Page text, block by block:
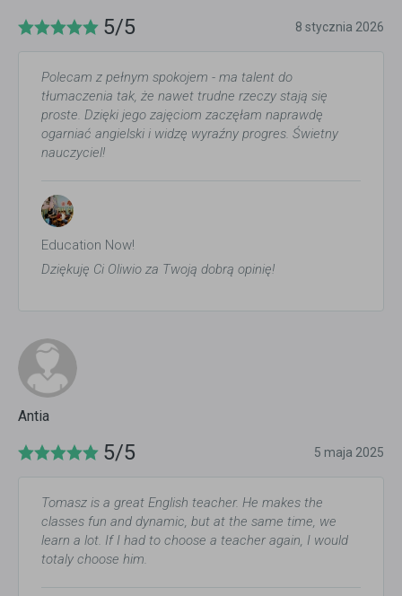
5/5 8 stycznia 2026
Polecam z pełnym spokojem - ma talent do
tłumaczenia tak, że nawet trudne rzeczy stają się
proste. Dzięki jego zajęciom zaczęłam naprawdę
ogarniać angielski i widzę wyraźny progres. Świetny
nauczyciel!
Education Now!
Dziękuję Ci Oliwio za Twoją dobrą opinię!
Antia
5/5 5 maja 2025
Tomasz is a great English teacher. He makes the
classes fun and dynamic, but at the same time, we
learn a lot. If I had to choose a teacher again, I would
totaly choose him.